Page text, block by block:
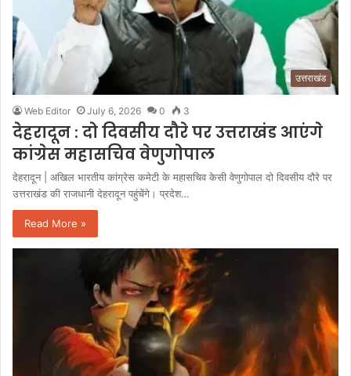
उत्तराखंड
Web Editor July 6, 2026 0 3
देहरादून : दो दिवसीय दौरे पर उत्तराखंड आएंगे
कांग्रेस महासचिव वेणुगोपाल
देहरादून | अखिल भारतीय कांग्रेस कमेटी के महासचिव केसी वेणुगोपाल दो दिवसीय दौरे पर
उत्तराखंड की राजधानी देहरादून पहुंचेंगे। प्रदेश…
Read More »